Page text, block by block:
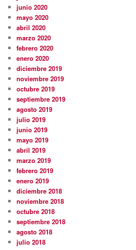
junio 2020
mayo 2020
abril 2020
marzo 2020
febrero 2020
enero 2020
diciembre 2019
noviembre 2019
octubre 2019
septiembre 2019
agosto 2019
julio 2019
junio 2019
mayo 2019
abril 2019
marzo 2019
febrero 2019
enero 2019
diciembre 2018
noviembre 2018
octubre 2018
septiembre 2018
agosto 2018
julio 2018